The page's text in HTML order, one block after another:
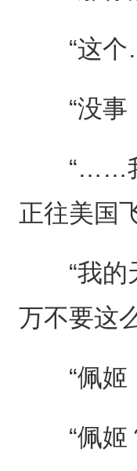
“这个
“没事，
“……我
正往美国
“我的
万不要这
“佩姬
“佩姬